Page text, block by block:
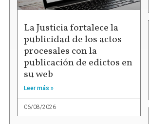
La Justicia fortalece la
publicidad de los actos
procesales con la
publicación de edictos en
su web
Leer más »
06/08/2026